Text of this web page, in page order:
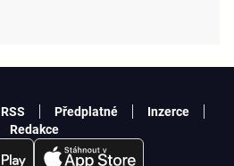
RSS Předplatné
Inzerce
Redakce